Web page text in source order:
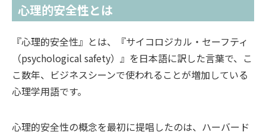
心理的安全性とは
『心理的安全性』とは、『サイコロジカル・セーフティ
（psychological safety）』を日本語に訳した言葉で、こ
こ数年、ビジネスシーンで使われることが増加している
心理学用語です。
心理的安全性の概念を最初に提唱したのは、ハーバード